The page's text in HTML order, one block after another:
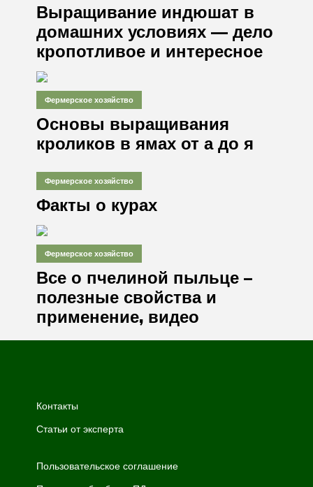
Выращивание индюшат в
домашних условиях — дело
кропотливое и интересное
Фермерское хозяйство
Основы выращивания
кроликов в ямах от а до я
Фермерское хозяйство
Факты о курах
Фермерское хозяйство
Все о пчелиной пыльце –
полезные свойства и
применение, видео
Контакты
Статьи от эксперта
Пользовательское соглашение